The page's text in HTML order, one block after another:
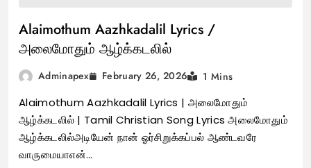
Alaimothum Aazhkadalil Lyrics /
அலைமோதும் ஆழ்க்கடலில்
Adminapex February 26, 2026 1 Mins
Alaimothum Aazhkadalil Lyrics | அலைமோதும்
ஆழ்க்கடலில் | Tamil Christian Song Lyrics அலைமோதும்
ஆழ்க்கடலில்அடியேன் நான் ஓர்சிறுக்கப்பல் ஆண்டவரே
வாருமையாஎன்…